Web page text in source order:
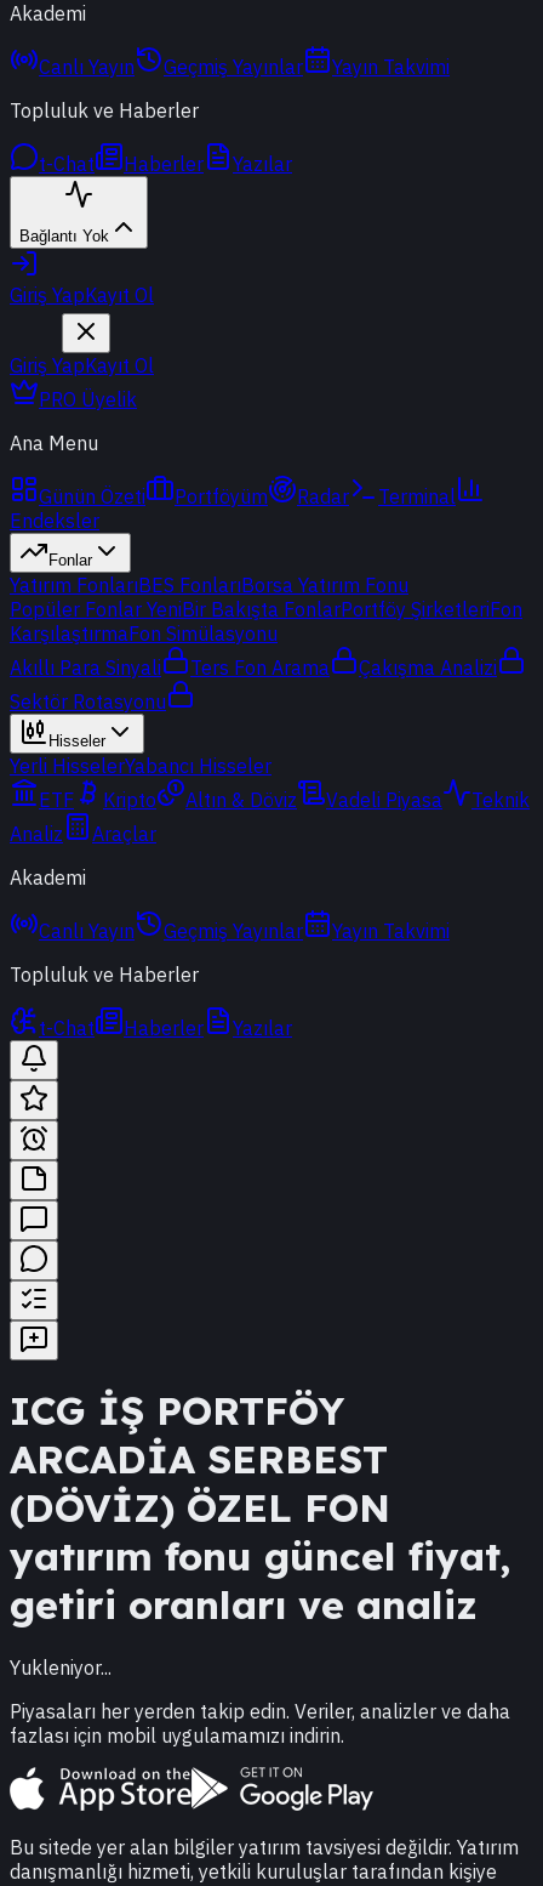
Akademi
Canlı Yayın Geçmiş Yayınlar
Yayın Takvimi
Topluluk ve Haberler
t-Chat Haberler Yazılar
Bağlantı Yok
Giriş YapKayıt Ol
Giriş YapKayıt Ol
PRO Üyelik
Ana Menu
Günün Özeti Portföyüm Radar
Terminal
Endeksler
Fonlar
Yatırım FonlarıBES FonlarıBorsa Yatırım Fonu
Popüler Fonlar YeniBir Bakışta FonlarPortföy ŞirketleriFon
KarşılaştırmaFon Simülasyonu
Akıllı Para Sinyali
Ters Fon Arama
Çakışma Analizi
Sektör Rotasyonu
Hisseler
Yerli HisselerYabancı Hisseler
ETF
Kripto Altın & Döviz Vadeli Piyasa
Teknik
Analiz
Araçlar
Akademi
Canlı Yayın Geçmiş Yayınlar
Yayın Takvimi
Topluluk ve Haberler
t-Chat Haberler Yazılar
ICG İŞ PORTFÖY
ARCADİA SERBEST
(DÖVİZ) ÖZEL FON
yatırım fonu güncel fiyat,
getiri oranları ve analiz
Yukleniyor...
Piyasaları her yerden takip edin. Veriler, analizler ve daha
fazlası için mobil uygulamamızı indirin.
Bu sitede yer alan bilgiler yatırım tavsiyesi değildir. Yatırım
danışmanlığı hizmeti, yetkili kuruluşlar tarafından kişiye